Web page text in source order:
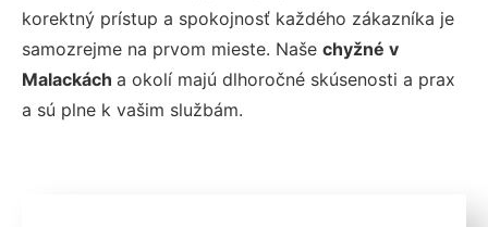
korektný prístup a spokojnosť každého zákazníka je
samozrejme na prvom mieste. Naše chyžné v
Malackách a okolí majú dlhoročné skúsenosti a prax
a sú plne k vašim službám.